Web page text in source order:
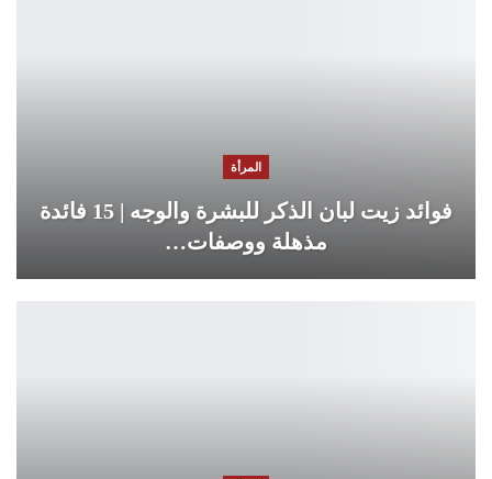
المرأة
فوائد زيت لبان الذكر للبشرة والوجه | 15 فائدة
مذهلة ووصفات…